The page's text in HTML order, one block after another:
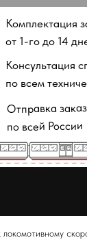
России
локомотивному